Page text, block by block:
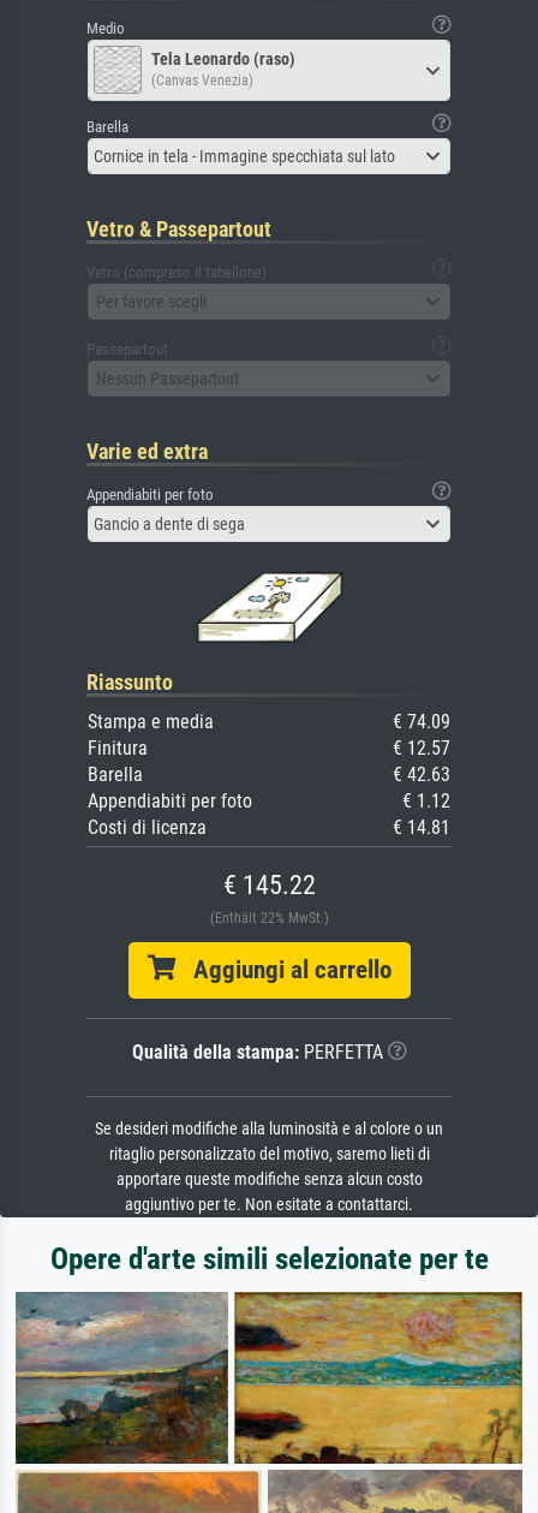
Medio
Tela Leonardo (raso)
(Canvas Venezia)
Barella
Cornice in tela - Immagine specchiata sul lato
Vetro & Passepartout
Vetro (compreso il tabellone)
Per favore scegli
Passepartout
Nessun Passepartout
Varie ed extra
Appendiabiti per foto
Gancio a dente di sega
Riassunto
Stampa e media
€ 74.09
Finitura
€ 12.57
Barella
€ 42.63
Appendiabiti per foto
€ 1.12
Costi di licenza
€ 14.81
€ 145.22
(Enthält 22% MwSt.)
Aggiungi al carrello
Qualità della stampa:PERFETTA
Se desideri modifiche alla luminosità e al colore o un
ritaglio personalizzato del motivo, saremo lieti di
apportare queste modifiche senza alcun costo
aggiuntivo per te. Non esitate a contattarci.
Opere d'arte simili selezionate per te